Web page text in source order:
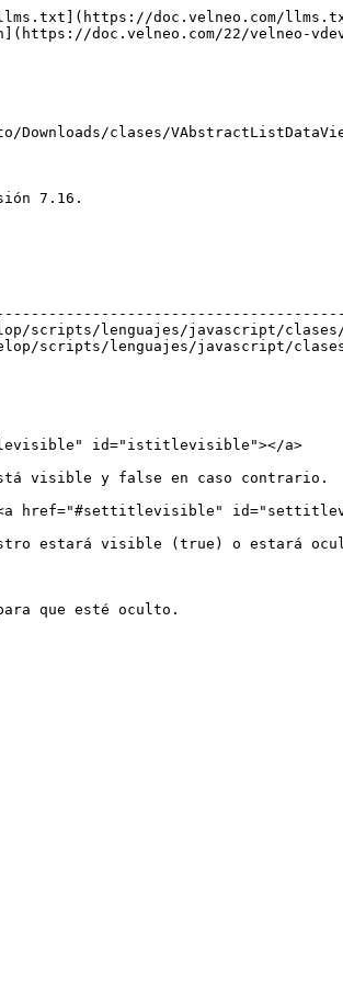
doc.velneo.com/
doc.velneo.com/22/velneo-
clases/
7.16.
scripts/lenguajes/javascript/
scripts/lenguajes/javascript/
id="istitlevisible"></a>
visible y false en caso contrario.
href="#settitlevisible"
estará visible (true) o estará